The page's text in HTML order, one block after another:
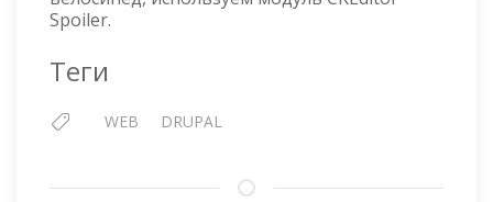
Spoiler.
Теги
WEB DRUPAL